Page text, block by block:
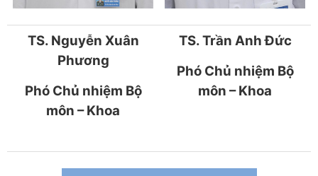
TS. Nguyễn Xuân
Phương
Phó Chủ nhiệm Bộ
môn – Khoa
TS. Trần Anh Đức
Phó Chủ nhiệm Bộ
môn – Khoa